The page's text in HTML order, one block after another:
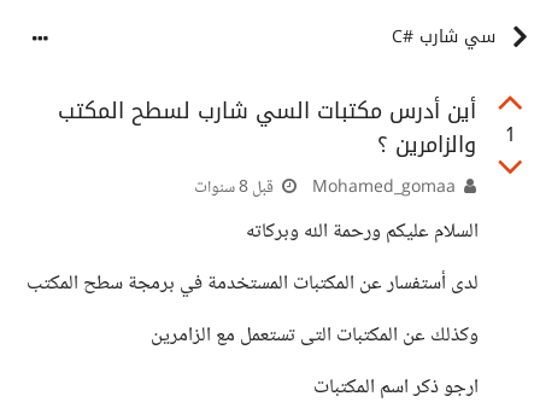
سي شارب #C
1
أين أدرس مكتبات السي شارب لسطح المكتب
والزامرين ؟
قبل 8 سنوات
السلام عليكم ورحمة الله وبركاته
لدى أستفسار عن المكتبات المستخدمة في برمجة سطح المكتب
وكذلك عن المكتبات التى تستعمل مع الزامرين
ارجو ذكر اسم المكتبات